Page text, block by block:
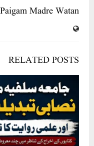
Paigam Madre Watan
RELATED POSTS